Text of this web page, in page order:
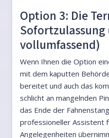
Option 3: Die
vollumfassend)
Wenn Ihnen die Option
mit dem kaputten
bereitet und auch das
schlicht an mangelnden
das Ende der
professioneller Assistent
Angelegenheiten